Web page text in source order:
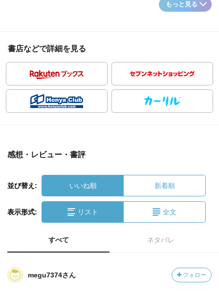
もっと見る
書店などで詳細を見る
感想・レビュー・書評
並び替え: いいね順 新着順
表示形式: リスト 全文
すべて ネタバレ
megu7374さん フォロー